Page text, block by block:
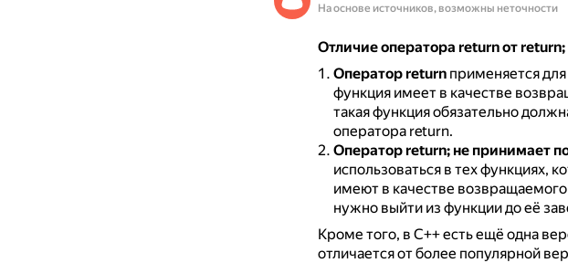
На основе источников, возможны неточности
Отличие оператора return от return;
Оператор returnприменяется для
функция имеет в качестве
такая функция обязательно
оператора return.
Оператор return; не принимает
использоваться в тех функциях,
имеют в качестве
нужно выйти из функции до её
Кроме того, в C++ есть ещё одна
отличается от более популярной